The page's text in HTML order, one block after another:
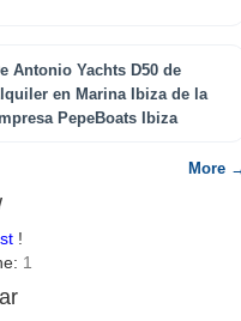
Antonio Yachts D50 de
en Marina Ibiza de la
PepeBoats Ibiza
More
!
1